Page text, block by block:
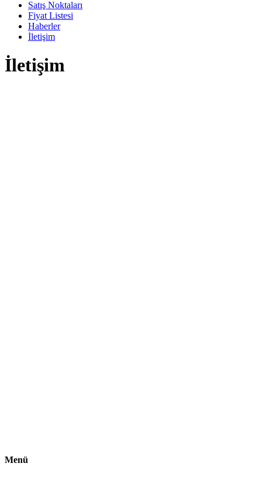
Satış Noktaları
Fiyat Listesi
Haberler
İletişim
İletişim
Menü